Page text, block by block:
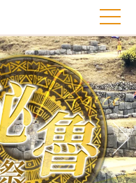
往